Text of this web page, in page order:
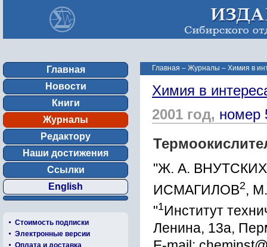
Главная
Новости
Книги
Журналы
Редактору
Наши достижения
Ссылки
English
Стоимость подписки
Электронные версии
Оплата и доставка
Главная – Журналы – Химия в
Химия в
2001 год, номер
"Ж. А. ВНУТСКИХ
ИСМАГИЛОВ2,
"1Институт
Ленина, 13а,